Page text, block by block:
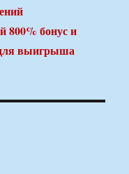
800% бонус и
выигрыша